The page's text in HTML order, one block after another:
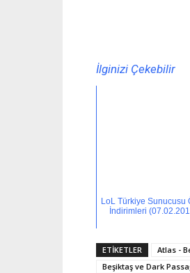
İlginizi Çekebilir
LoL Türkiye Sunucusu
İndirimleri
ETİKETLER Atlas -
Beşiktaş ve Dark